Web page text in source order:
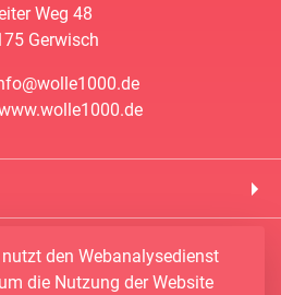
Weg 48
Gerwisch
den Webanalysedienst
die Nutzung der Website